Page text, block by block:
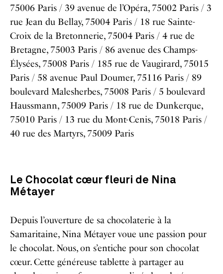
75006 Paris / 39 avenue de l’Opéra, 75002 Paris / 3
rue Jean du Bellay, 75004 Paris / 18 rue Sainte-
Croix de la Bretonnerie, 75004 Paris / 4 rue de
Bretagne, 75003 Paris / 86 avenue des Champs-
Élysées, 75008 Paris / 185 rue de Vaugirard, 75015
Paris / 58 avenue Paul Doumer, 75116 Paris / 89
boulevard Malesherbes, 75008 Paris / 5 boulevard
Haussmann, 75009 Paris / 18 rue de Dunkerque,
75010 Paris / 13 rue du Mont-Cenis, 75018 Paris /
40 rue des Martyrs, 75009 Paris
Le Chocolat cœur fleuri de Nina
Métayer
Depuis l’ouverture de sa chocolaterie à la
Samaritaine,Nina Métayervoue une passion pour
le chocolat. Nous, on s’entiche pour son chocolat
cœur. Cette généreuse tablette à partager au